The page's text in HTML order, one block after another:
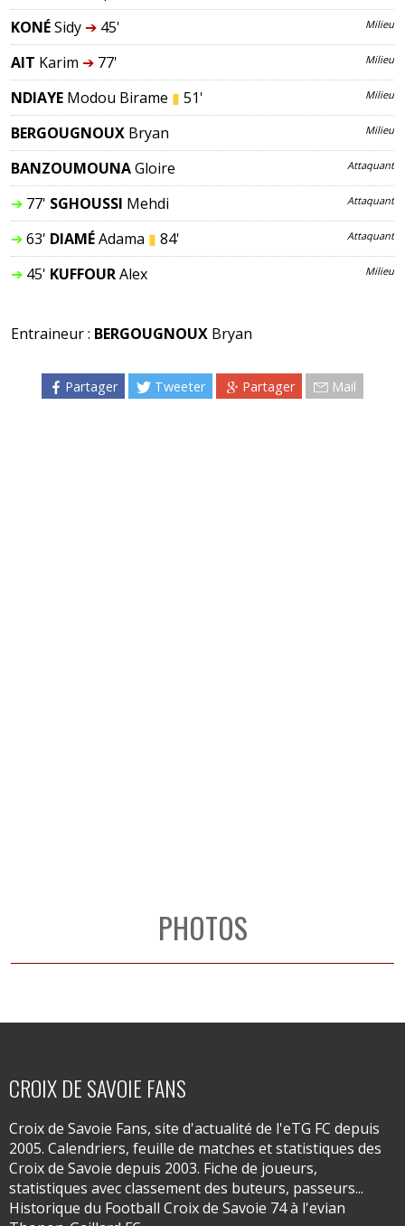
KONÉSidy ➔45' Milieu
AIT Karim ➔77' Milieu
NDIAYE Modou Birame ▮ 51' Milieu
BERGOUGNOUX Bryan Milieu
BANZOUMOUNAGloire Attaquant
➔77' SGHOUSSI Mehdi Attaquant
➔63' DIAMÉAdama ▮ 84' Attaquant
➔45' KUFFOURAlex Milieu
Entraineur : BERGOUGNOUX Bryan
Partager Tweeter Partager Mail
PHOTOS
CROIX DE SAVOIE FANS
Croix de Savoie Fans, site d'actualité de l'eTG FC depuis
2005. Calendriers, feuille de matches et statistiques des
Croix de Savoie depuis 2003. Fiche de joueurs,
statistiques avec classement des buteurs, passeurs...
Historique du Football Croix de Savoie 74 à l'evian